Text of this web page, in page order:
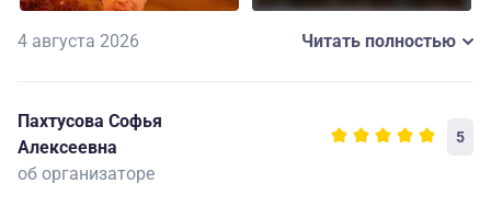
проводивший очень познавательные экскурсии.
Это были незабываемые три дня в Москве.
этому организатору и рекомендую его как
заслуживающего доверие.
4 августа 2026 Читать полностью
Пахтусова Софья
Алексеевна
5
об организаторе